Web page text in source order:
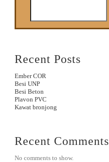
Recent Posts
Ember COR
Besi UNP
Besi Beton
Plavon PVC
Kawat bronjong
Recent Comments
No comments to show.